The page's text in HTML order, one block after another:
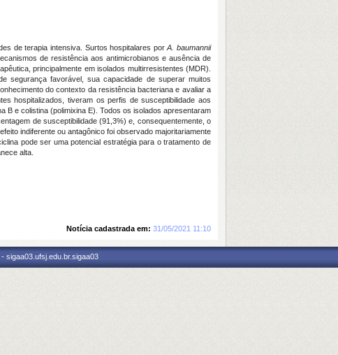
de terapia intensiva. Surtos hospitalares porA. baumannii
de resistência aos antimicrobianos e ausência de
principalmente em isolados multirresistentes (MDR).
segurança favorável, sua capacidade de superar muitos
do contexto da resistência bacteriana e avaliar a
hospitalizados, tiveram os perfis de susceptibilidade aos
B e colistina (polimixina E). Todos os isolados apresentaram
de susceptibilidade (91,3%) e, consequentemente, o
indiferente ou antagônico foi observado majoritariamente
pode ser uma potencial estratégia para o tratamento de
alta.
Notícia cadastrada em: 31/05/2021 11:10
sigaa03.ufsj.edu.br.sigaa03